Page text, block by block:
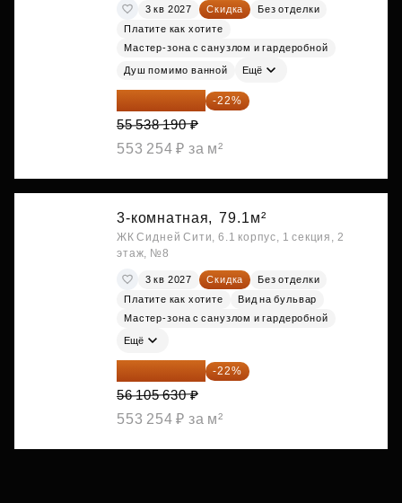
3 кв 2027 Скидка
Без отделки
Платите как хотите
Мастер-зона с санузлом и гардеробной
Душ помимо ванной Ещё
43 319 788 ₽ -22%
55 538 190 ₽
553 254 ₽ за м²
3-комнатная, 79.1м²
ЖК Сидней Сити, 6.1 корпус, 1 секция, 2
этаж, №8
3 кв 2027 Скидка
Без отделки
Платите как хотите
Вид на бульвар
Мастер-зона с санузлом и гардеробной
Ещё
43 762 391 ₽ -22%
56 105 630 ₽
553 254 ₽ за м²